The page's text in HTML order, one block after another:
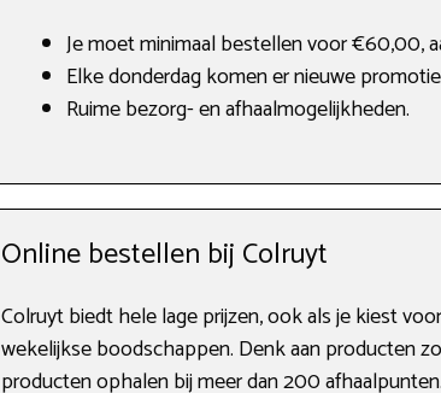
Je moet minimaal bestellen voor €60,00,
Elke donderdag komen er nieuwe
Ruime bezorg- en afhaalmogelijkheden.
Online bestellen bij Colruyt
Colruyt biedt hele lage prijzen, ook als je kiest
wekelijkse boodschappen. Denk aan producten
producten ophalen bij meer dan 200 afhaalpunten.